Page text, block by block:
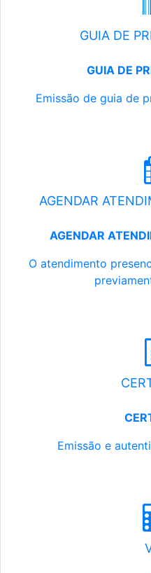
GUIA DE
GUIA DE
Emissão de guia de
AGENDAR
AGENDAR
O atendimento
Emissão e